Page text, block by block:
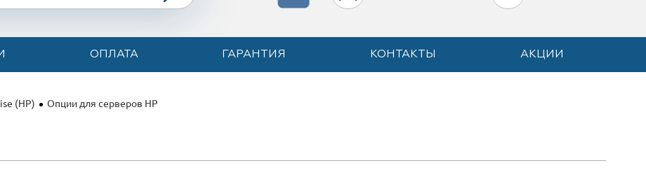
ОПЛАТА ГАРАНТИЯ КОНТАКТЫ АКЦИИ
(HP) Опции для серверов HP